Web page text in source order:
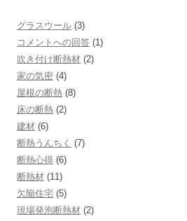
グラスウール (3)
コメントへの回答 (1)
吹き付け断熱材 (2)
家の気密 (4)
屋根の断熱 (8)
床の断熱 (2)
建材 (6)
断熱うんちく (7)
断熱心得 (6)
断熱材 (11)
欠陥住宅 (5)
現場発泡断熱材 (2)